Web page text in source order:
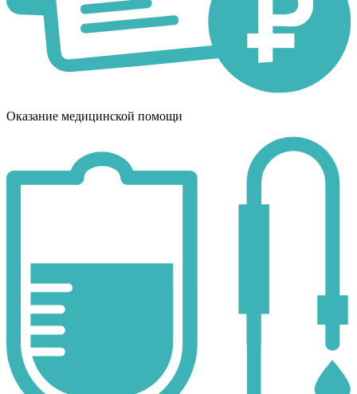
Оказание медицинской помощи